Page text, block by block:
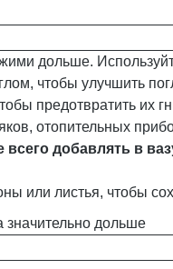
дольше.
чтобы улучшить
предотвратить их
отопительных
всего добавлять в
или листья, чтобы
значительно дольше